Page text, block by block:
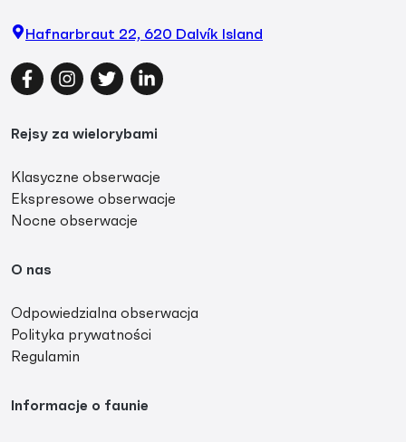
Hafnarbraut 22, 620 Dalvík Island
FacebookInstagram
TwitterLinkedIn
Rejsy za wielorybami
Klasyczne obserwacje
Ekspresowe obserwacje
Nocne obserwacje
O nas
Odpowiedzialna obserwacja
Polityka prywatności
Regulamin
Informacje o faunie